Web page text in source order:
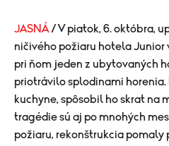
JASNÁ / V piatok, 6. októbra,
ničivého požiaru hotela Junior
pri ňom jeden z ubytovaných
priotrávilo splodinami horenia.
kuchyne, spôsobil ho skrat na
tragédie sú aj po mnohých
požiaru, rekonštrukcia pomaly